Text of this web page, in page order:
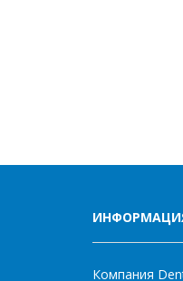
Компания